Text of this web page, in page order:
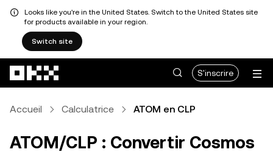
Looks like you're in the United States. Switch to the United States site
for products available in your region.
Switch site
S'inscrire
Accueil Calculatrice ATOM en CLP
ATOM/CLP : Convertir Cosmos